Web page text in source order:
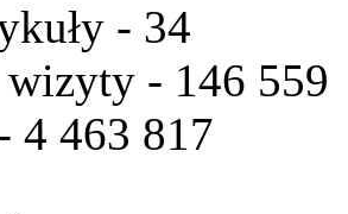
- 34
- 146 559
4 463 817